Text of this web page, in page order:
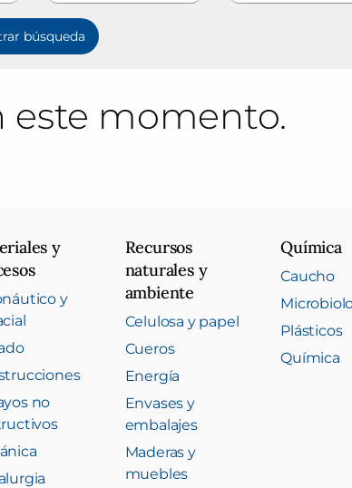
este momento.
y
y
no
Recursos
naturales y
ambiente
Celulosa y papel
Cueros
Energía
Envases y
embalajes
Maderas y
muebles
Química
Caucho
Plásticos
Química